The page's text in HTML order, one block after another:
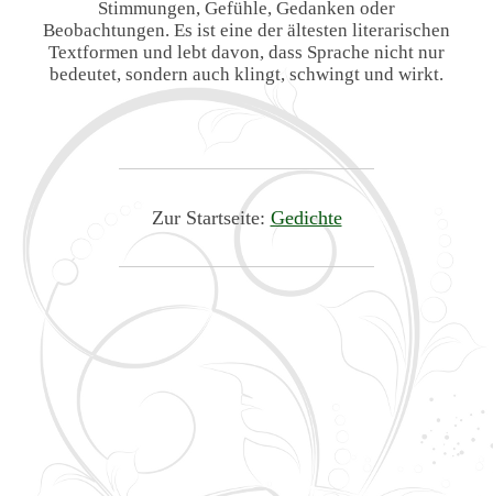
Stimmungen, Gefühle, Gedanken oder
Beobachtungen. Es ist eine der ältesten literarischen
Textformen und lebt davon, dass Sprache nicht nur
bedeutet, sondern auch klingt, schwingt und wirkt.
Zur Startseite: Gedichte